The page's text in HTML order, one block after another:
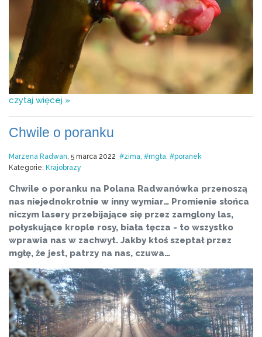
czytaj więcej »
Chwile o poranku
Marzena Radwan, 5 marca 2022 zima mgła
poranek
Kategorie: Krajobrazy
Chwile o poranku na Polana Radwanówka przenoszą
nas niejednokrotnie w inny wymiar… Promienie słońca
niczym lasery przebijające się przez zamglony las,
połyskujące krople rosy, biała tęcza - to wszystko
wprawia nas w zachwyt. Jakby ktoś szeptał przez
mgłę, że jest, patrzy na nas, czuwa…